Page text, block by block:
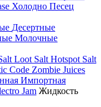
Холодно Песец
Десертные
Молочные
Loot Salt Hotspot Salt
Code Zombie Juices
Импортная
Jam Жидкость